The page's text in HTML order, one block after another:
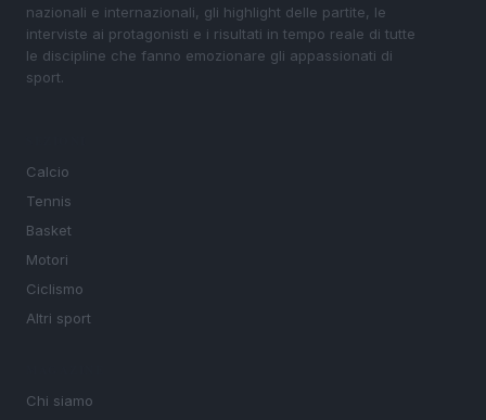
nazionali e internazionali, gli highlight delle partite, le
interviste ai protagonisti e i risultati in tempo reale di tutte
le discipline che fanno emozionare gli appassionati di
sport.
Calcio
Tennis
Basket
Motori
Ciclismo
Altri sport
Chi siamo